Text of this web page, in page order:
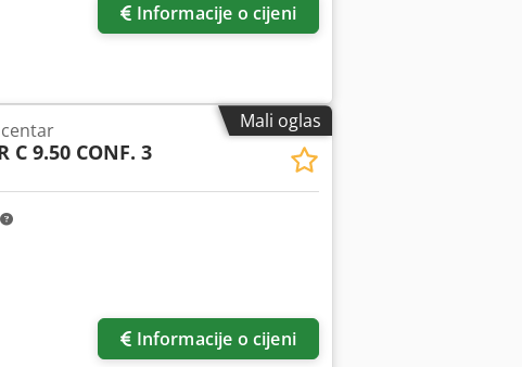
Informacije o cijeni
Mali oglas
C 9.50 CONF. 3
Informacije o cijeni